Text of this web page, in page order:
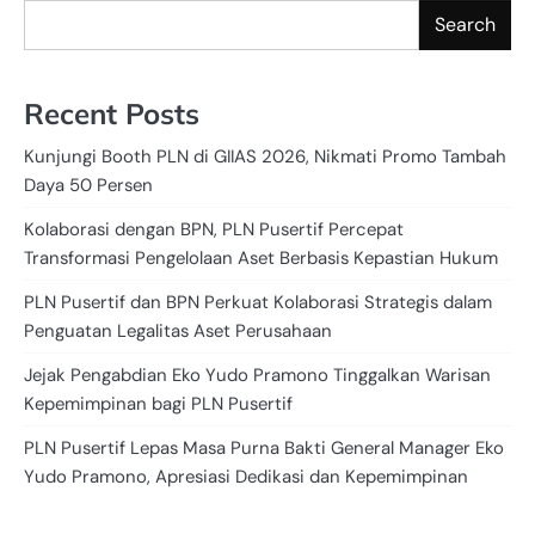
Search
Recent Posts
Kunjungi Booth PLN di GIIAS 2026, Nikmati Promo Tambah
Daya 50 Persen
Kolaborasi dengan BPN, PLN Pusertif Percepat
Transformasi Pengelolaan Aset Berbasis Kepastian Hukum
PLN Pusertif dan BPN Perkuat Kolaborasi Strategis dalam
Penguatan Legalitas Aset Perusahaan
Jejak Pengabdian Eko Yudo Pramono Tinggalkan Warisan
Kepemimpinan bagi PLN Pusertif
PLN Pusertif Lepas Masa Purna Bakti General Manager Eko
Yudo Pramono, Apresiasi Dedikasi dan Kepemimpinan